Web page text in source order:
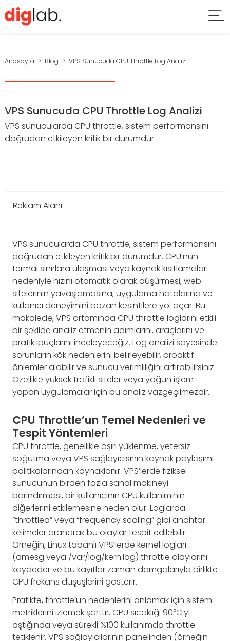
Anasayfa Blog VPS Sunucuda CPU Throttle Log Analizi
VPS Sunucuda CPU Throttle Log Analizi
VPS sunucularda CPU throttle, sistem performansını
doğrudan etkileyen kritik bir durumdur.
Reklam Alanı
VPS sunucularda CPU throttle, sistem performansını
doğrudan etkileyen kritik bir durumdur. CPU’nun
termal sınırlara ulaşması veya kaynak kısıtlamaları
nedeniyle hızını otomatik olarak düşürmesi, web
sitelerinin yavaşlamasına, uygulama hatalarına ve
kullanıcı deneyimini bozan kesintilere yol açar. Bu
makalede, VPS ortamında CPU throttle loglarını etkili
bir şekilde analiz etmenin adımlarını, araçlarını ve
pratik ipuçlarını inceleyeceğiz. Log analizi sayesinde
sorunların kök nedenlerini belirleyebilir, proaktif
önlemler alabilir ve sunucu verimliliğini artırabilirsiniz.
Özellikle yüksek trafikli siteler veya yoğun işlem
yapan uygulamalar için bu analiz vazgeçilmezdir.
CPU Throttle’un Temel Nedenleri ve
Tespit Yöntemleri
CPU throttle, genellikle aşırı yüklenme, yetersiz
soğutma veya VPS sağlayıcısının kaynak paylaşımı
politikalarından kaynaklanır. VPS’lerde fiziksel
sunucunun birden fazla sanal makineyi
barındırması, bir kullanıcının CPU kullanımının
diğerlerini etkilemesine neden olur. Loglarda
“throttled” veya “frequency scaling” gibi anahtar
kelimeler aranarak bu olaylar tespit edilebilir.
Örneğin, Linux tabanlı VPS’lerde kernel logları
(dmesg veya /var/log/kern.log) throttle olaylarını
kaydeder ve bu kayıtlar zaman damgalarıyla birlikte
CPU frekans düşüşlerini gösterir.
Pratikte, throttle’un nedenlerini anlamak için sistem
metriklerini izlemek şarttır. CPU sıcaklığı 90°C’yi
aştığında veya sürekli %100 kullanımda throttle
tetiklenir. VPS sağlayıcılarının panelinden (örneğin